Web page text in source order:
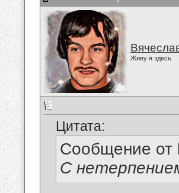
Живу я здесь
Цитата:
Сообщение от
С